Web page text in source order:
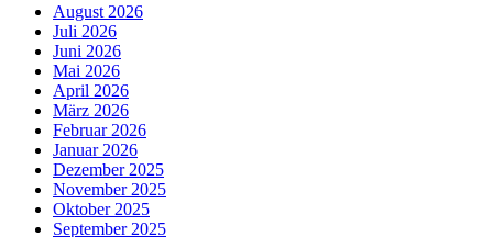
August 2026
Juli 2026
Juni 2026
Mai 2026
April 2026
März 2026
Februar 2026
Januar 2026
Dezember 2025
November 2025
Oktober 2025
September 2025